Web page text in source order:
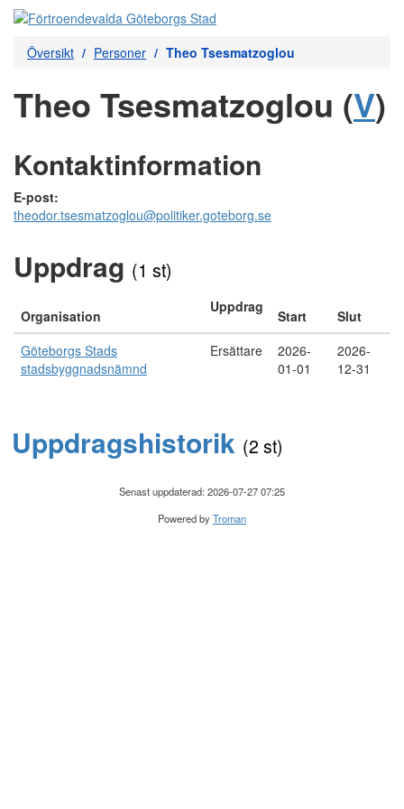
Översikt Personer Theo Tsesmatzoglou
Theo Tsesmatzoglou (V)
Kontaktinformation
E-post:
theodor.tsesmatzoglou@politiker.goteborg.se
Uppdrag (1 st)
Organisation
Uppdrag
Start
Slut
Göteborgs Stads
stadsbyggnadsnämnd
Ersättare
2026-
01-01
2026-
12-31
Uppdragshistorik (2 st)
Senast uppdaterad: 2026-07-27 07:25
Powered byTroman